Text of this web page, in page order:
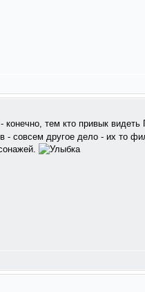
тем кто привык
- совсем другое дело - их то